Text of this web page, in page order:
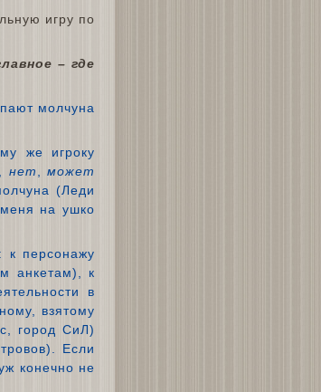
игру по
– где
молчуна
же игроку
нет
может
(Леди
меня на ушко
к персонажу
анкетам), к
в
взятому
город СиЛ)
Если
конечно не